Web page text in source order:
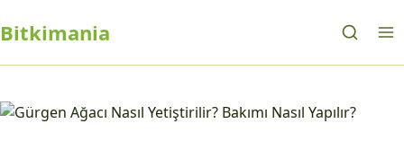
Bitkimania